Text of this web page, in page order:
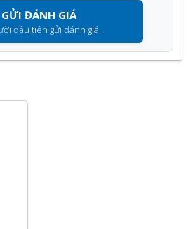
GỬI ĐÁNH GIÁ
đầu tiên gửi đánh giá.